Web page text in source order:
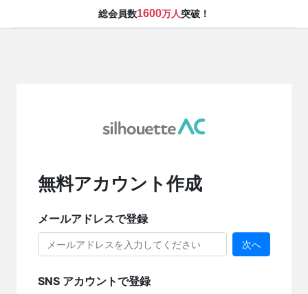
総会員数1600万人突破！
無料アカウント作成
メールアドレスで登録
次へ
SNS アカウントで登録